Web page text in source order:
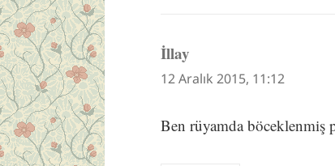
İllay
ki:
12 Aralık 2015, 11:12
Ben rüyamda böceklenmiş